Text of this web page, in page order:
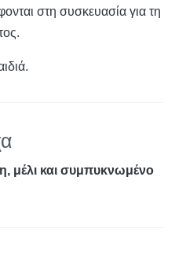
στη συσκευασία για τη
μέλι και συμπυκνωμένο